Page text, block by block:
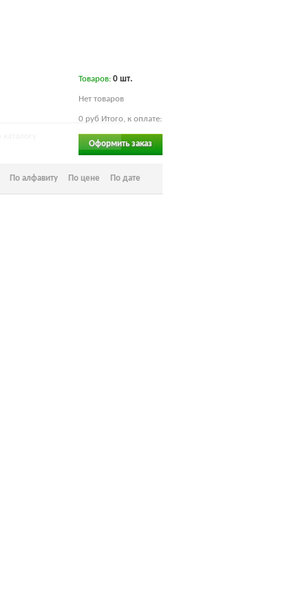
Товаров: 0 шт.
Нет товаров
0 руб Итого, к оплате:
Оформить заказ
По алфавиту По цене По дате